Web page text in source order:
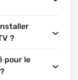
?
pour le